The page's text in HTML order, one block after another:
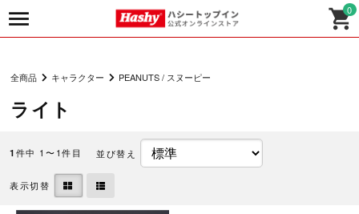
0
全商品 キャラクター PEANUTS / スヌーピー
ライト
1 件中 1〜1件目 並び替え
表示切替